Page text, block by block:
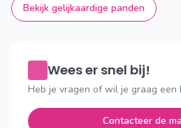
Bekijk gelijkaardige panden
Wees er snel bij!
Heb je vragen of wil je graag een
Contacteer de